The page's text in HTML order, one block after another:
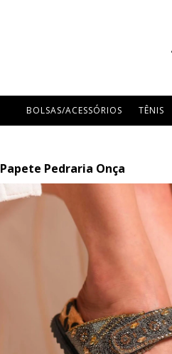
BOLSAS/ACESSÓRIOS TÊNIS
Papete Pedraria Onça